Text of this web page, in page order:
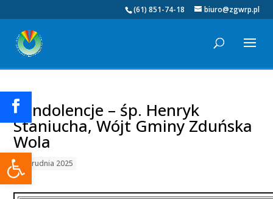
Otwórz pasek narzędzi
(61) 851-74-18 biuro@zgwrp.pl
Kondolencje – śp. Henryk
Staniucha, Wójt Gminy Zduńska
Wola
03 grudnia 2025